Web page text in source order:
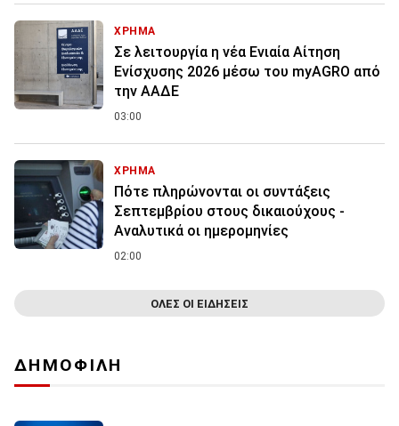
ΧΡΗΜΑ
Σε λειτουργία η νέα Ενιαία Αίτηση
Ενίσχυσης 2026 μέσω του myAGRO από
την ΑΑΔΕ
03:00
ΧΡΗΜΑ
Πότε πληρώνονται οι συντάξεις
Σεπτεμβρίου στους δικαιούχους -
Αναλυτικά οι ημερομηνίες
02:00
ΟΛΕΣ ΟΙ ΕΙΔΗΣΕΙΣ
ΔΗΜΟΦΙΛΗ